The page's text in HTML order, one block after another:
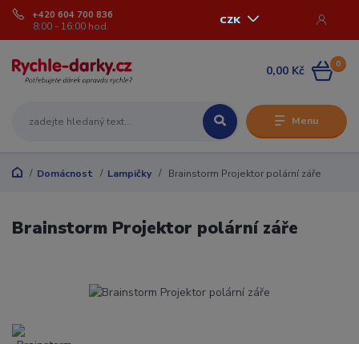
Menu
CZK
+420 604 700 836
8:00 - 16:00 hod.
0
0,00 Kč
Domácnost Lampičky Brainstorm Projektor polární záře
Brainstorm Projektor polární záře